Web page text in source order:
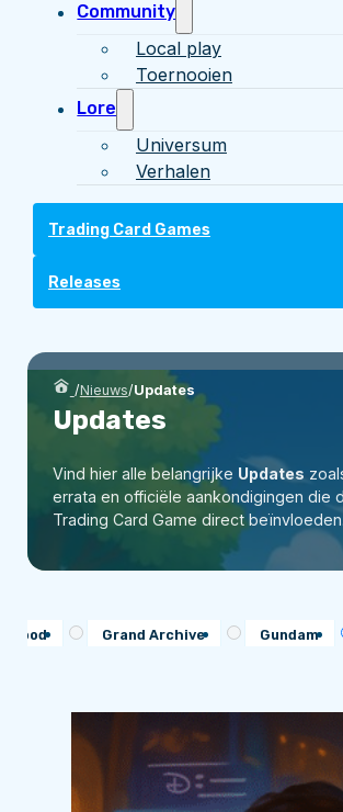
Community
Local play
Toernooien
Lore
Universum
Verhalen
Trading Card Games
Releases
/Nieuws/Updates
Updates
Vind hier alle belangrijke Updates
errata en officiële aankondigingen die
Trading Card Game direct beïnvloeden.
Blood Grand Archive Gundam